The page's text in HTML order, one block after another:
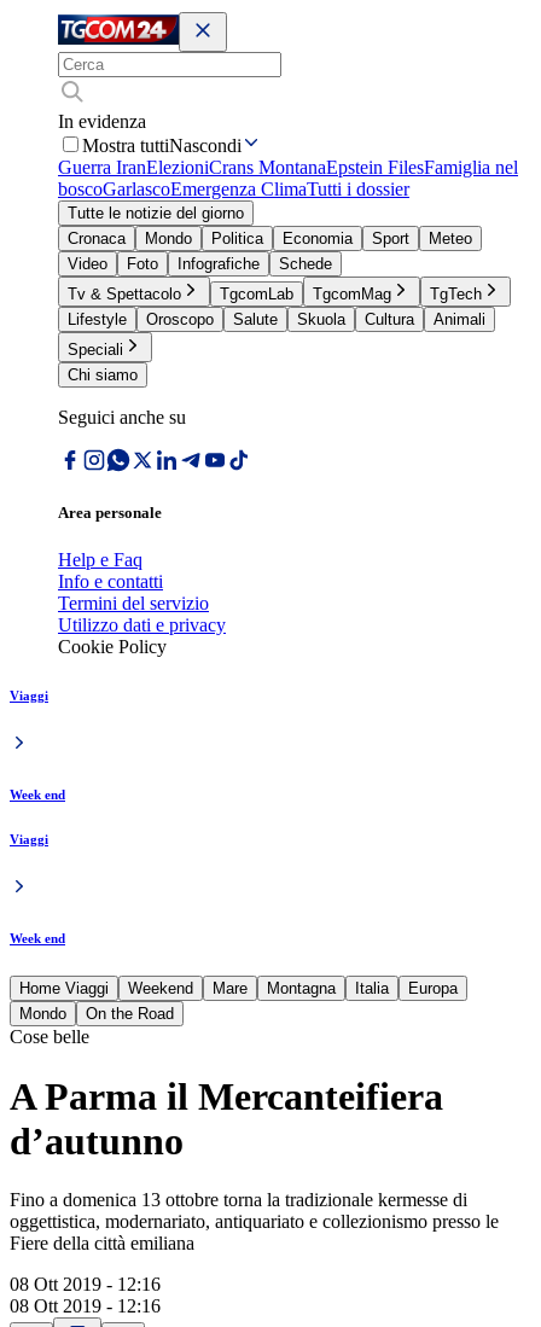
In evidenza
Mostra tuttiNascondi
Guerra IranElezioniCrans MontanaEpstein FilesFamiglia nel
boscoGarlascoEmergenza ClimaTutti i dossier
Tutte le notizie del giorno
Cronaca
Mondo Politica Economia Sport
Meteo
Video
Foto Infografiche
Schede
Tv & Spettacolo
TgcomLab TgcomMag
TgTech
Lifestyle
Oroscopo Salute Skuola Cultura
Animali
Speciali
Chi siamo
Seguici anche su
Area personale
Help e Faq
Info e contatti
Termini del servizio
Utilizzo dati e privacy
Cookie Policy
Viaggi
Week end
Viaggi
Week end
Home Viaggi Weekend Mare Montagna Italia
Europa
Mondo
On the Road
Cose belle
A Parma il Mercanteifiera
d’autunno
Fino a domenica 13 ottobre torna la tradizionale kermesse di
oggettistica, modernariato, antiquariato e collezionismo presso le
Fiere della città emiliana
08 Ott 2019 - 12:16
08 Ott 2019 - 12:16